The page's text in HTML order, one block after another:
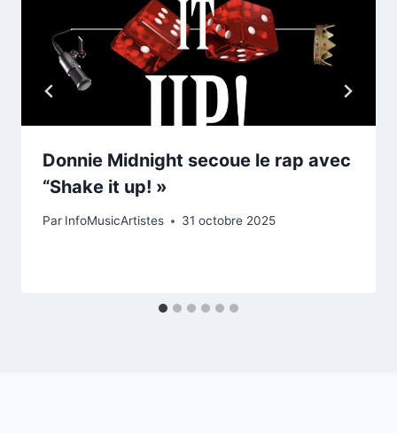
Donnie Midnight secoue le rap avec
“Shake it up! »
Par InfoMusicArtistes 31 octobre 2025